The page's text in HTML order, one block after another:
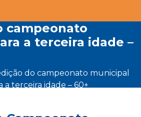
a terceira idade –
a terceira idade – 60+